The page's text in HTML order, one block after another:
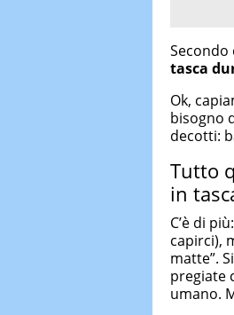
tasca
Ok,
bisogno
decotti:
Tutto
in
C’è di
capirci),
matte”.
pregiate
umano.